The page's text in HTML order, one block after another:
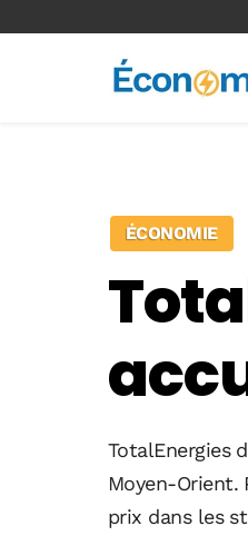
ÉCONOMIE
TotalEnergies
Moyen-
prix dans les